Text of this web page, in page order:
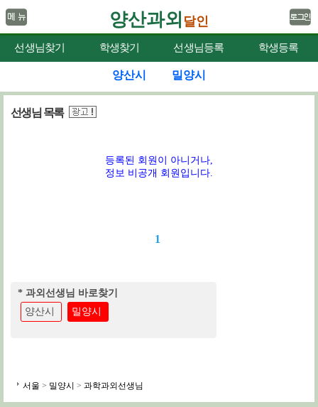
양산과외 달인
선생님찾기 학생찾기 선생님등록 학생등록
양산시 밀양시
선생님 목록
등록된 회원이 아니거나,
정보 비공개 회원입니다.
1
* 과외선생님 바로찾기
양산시
밀양시
서울 > 밀양시 > 과학과외선생님